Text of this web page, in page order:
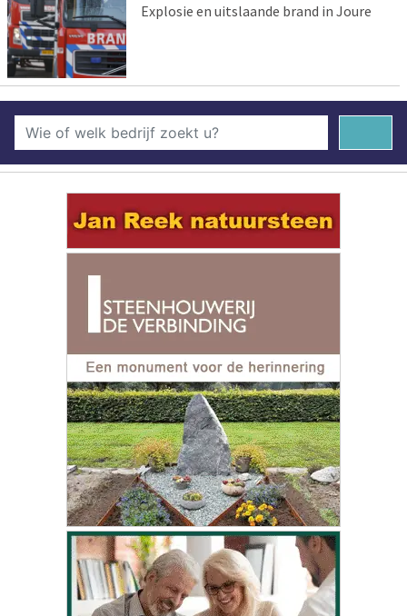
Explosie en uitslaande brand in Joure